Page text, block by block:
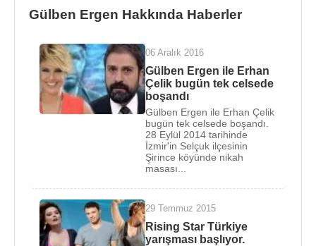
Gülben Ergen Hakkında Haberler
06 Aralık 2016
Gülben Ergen ile Erhan
Çelik bugün tek celsede
boşandı
Gülben Ergen ile Erhan Çelik
bugün tek celsede boşandı.
28 Eylül 2014 tarihinde
İzmir'in Selçuk ilçesinin
Şirince köyünde nikah
masası...
29 Temmuz 2015
Rising Star Türkiye
yarışması başlıyor.